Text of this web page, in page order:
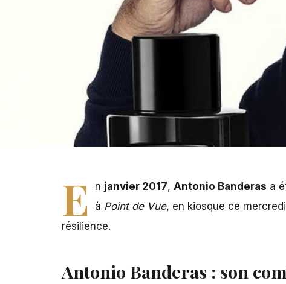
E n janvier 2017, Antonio Banderas a
à Point de Vue, en kiosque ce
résilience.
Antonio Banderas : son